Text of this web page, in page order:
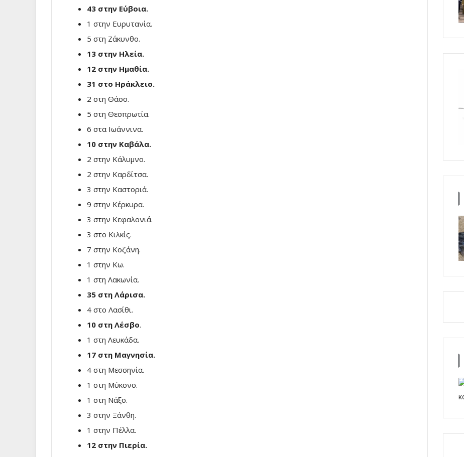
43 στην Εύβοια.
1 στην Ευρυτανία.
5 στη Ζάκυνθο.
13 στην Ηλεία.
12 στην Ημαθία.
31 στο Ηράκλειο.
2 στη Θάσο.
5 στη Θεσπρωτία.
6 στα Ιωάννινα.
10 στην Καβάλα.
2 στην Κάλυμνο.
2 στην Καρδίτσα.
3 στην Καστοριά.
9 στην Κέρκυρα.
3 στην Κεφαλονιά.
3 στο Κιλκίς.
7 στην Κοζάνη.
1 στην Κω.
1 στη Λακωνία.
35 στη Λάρισα.
4 στο Λασίθι.
10 στη Λέσβο.
1 στη Λευκάδα.
17 στη Μαγνησία.
4 στη Μεσσηνία.
1 στη Μύκονο.
1 στη Νάξο.
3 στην Ξάνθη.
1 στην Πέλλα.
12 στην Πιερία.